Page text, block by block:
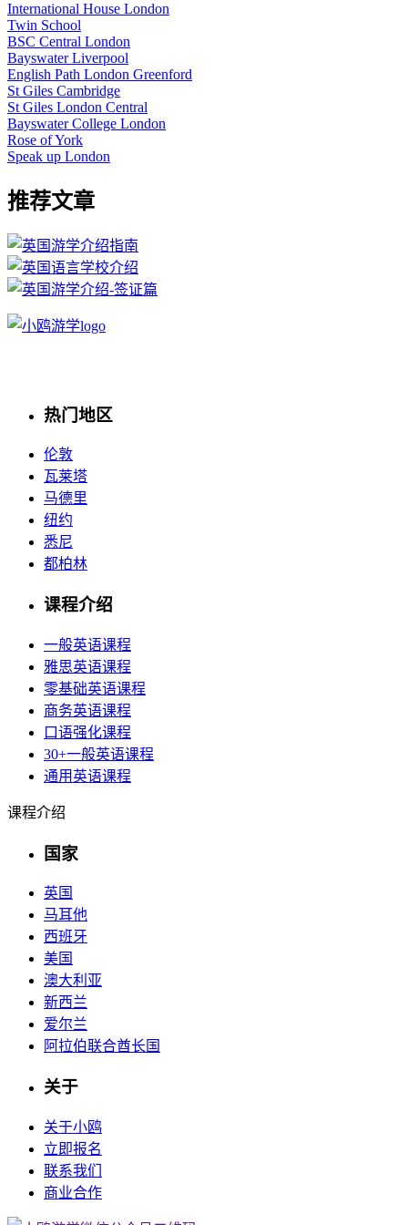
International House London
Twin School
BSC Central London
Bayswater Liverpool
English Path London Greenford
St Giles Cambridge
St Giles London Central
Bayswater College London
Rose of York
Speak up London
推荐文章
热门地区
伦敦
瓦莱塔
马德里
纽约
悉尼
都柏林
课程介绍
一般英语课程
雅思英语课程
零基础英语课程
商务英语课程
口语强化课程
30+一般英语课程
通用英语课程
课程介绍
国家
英国
马耳他
西班牙
美国
澳大利亚
新西兰
爱尔兰
阿拉伯联合酋长国
关于
关于小鸥
立即报名
联系我们
商业合作